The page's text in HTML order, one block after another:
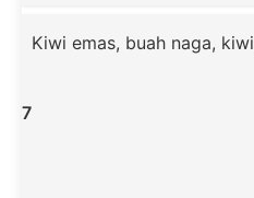
7
Kiwi emas, buah naga,